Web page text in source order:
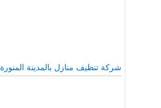
شركة تنظيف منازل بالمدينة المنورة